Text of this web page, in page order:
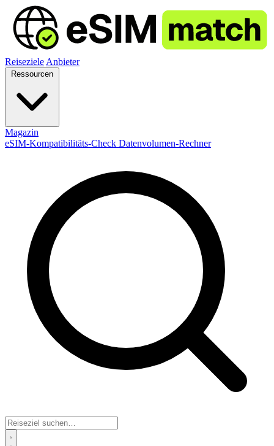
Reiseziele Anbieter
Magazin
eSIM-Kompatibilitäts-Check Datenvolumen-Rechner